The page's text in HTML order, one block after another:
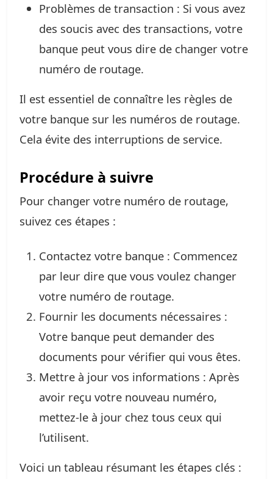
Problèmes de transaction : Si vous avez
des soucis avec des transactions, votre
banque peut vous dire de changer votre
numéro de routage.
Il est essentiel de connaître les règles de
votre banque sur les numéros de routage.
Cela évite des interruptions de service.
Procédure à suivre
Pour changer votre numéro de routage,
suivez ces étapes :
Contactez votre banque : Commencez
par leur dire que vous voulez changer
votre numéro de routage.
Fournir les documents nécessaires :
Votre banque peut demander des
documents pour vérifier qui vous êtes.
Mettre à jour vos informations : Après
avoir reçu votre nouveau numéro,
mettez-le à jour chez tous ceux qui
l’utilisent.
Voici un tableau résumant les étapes clés :